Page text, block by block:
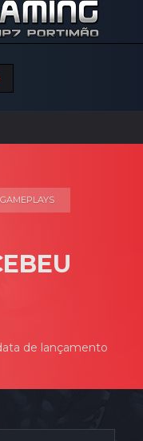
GAMEPLAYS
de lançamento